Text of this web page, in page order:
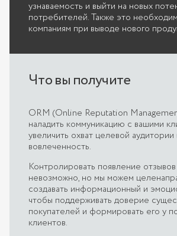
узнаваемость и выйти на новых
потребителей. Также это
компаниям при выводе нового
Что вы получите
ORM (Online Reputation
наладить коммуникацию с вашими
увеличить охват целевой
вовлеченность.
Контролировать появление
невозможно, но мы можем
создавать информационный и
чтобы поддерживать доверие
покупателей и формировать его у
клиентов.